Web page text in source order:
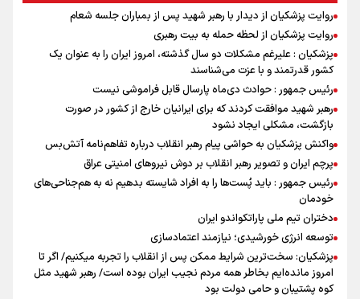
روایت پزشکیان از دیدار با رهبر شهید پس از بمباران جلسه شعام
روایت پزشکیان از لحظه حمله به بیت رهبری
پزشکیان : علیرغم مشکلات دو سال گذشته، امروز ایران را به عنوان یک
کشور قدرتمند و با عزت می‌شناسند
رئیس جمهور : حوادث دی‌ماه پارسال قابل فراموشی نیست
رهبر شهید موافقت کردند که برای ایرانیان خارج از کشور در صورت
بازگشت، مشکلی ایجاد نشود
واکنش پزشکیان به حواشی پیام رهبر انقلاب درباره تفاهم‌نامه آتش‌بس
پرچم ایران و تصویر رهبر انقلاب بر دوش نیروهای امنیتی عراق
رئیس جمهور : باید پُست‌ها را به افراد شایسته بدهیم نه به هم‌جناحی‌های
خودمان
دختران تیم ملی پاراتکواندو ایران
توسعه انرژی خورشیدی؛ نیازمند اعتمادسازی
پزشکیان: سخت‌ترین شرایط ممکن پس از انقلاب را تجربه میکنیم/ اگر تا
امروز مانده‌ایم بخاطر همه‌ مردم نجیب ایران بوده است/ رهبر شهید مثل
کوه پشتیبان و حامی دولت بود